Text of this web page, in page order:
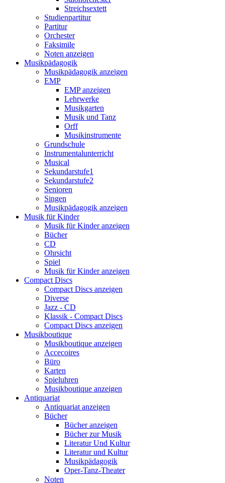
Streichsextett
Studienpartitur
Partitur
Orchester
Faksimile
Noten anzeigen
Musikpädagogik
Musikpädagogik anzeigen
EMP
EMP anzeigen
Lehrwerke
Musikgarten
Musik und Tanz
Orff
Musikinstrumente
Grundschule
Instrumentalunterricht
Musical
Sekundarstufe1
Sekundarstufe2
Senioren
Singen
Musikpädagogik anzeigen
Musik für Kinder
Musik für Kinder anzeigen
Bücher
CD
Ohrsicht
Spiel
Musik für Kinder anzeigen
Compact Discs
Compact Discs anzeigen
Diverse
Jazz - CD
Klassik - Compact Discs
Compact Discs anzeigen
Musikboutique
Musikboutique anzeigen
Accecoires
Büro
Karten
Spieluhren
Musikboutique anzeigen
Antiquariat
Antiquariat anzeigen
Bücher
Bücher anzeigen
Bücher zur Musik
Literatur Und Kultur
Literatur und Kultur
Musikpädagogik
Oper-Tanz-Theater
Noten